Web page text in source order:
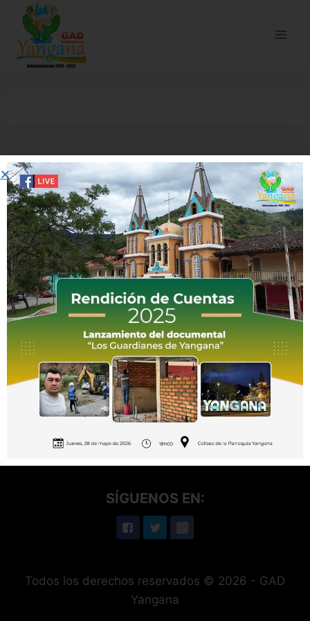
Telefonos: (07) 2199062 / 0992111914
Correo Electrónico: gadyangana@gmail.com
Dirección: Arsenio Castillo y Luis Felipe Luzuriaga
SÍGUENOS EN:
Todos los derechos reservados © 2026 - GAD
Yangana